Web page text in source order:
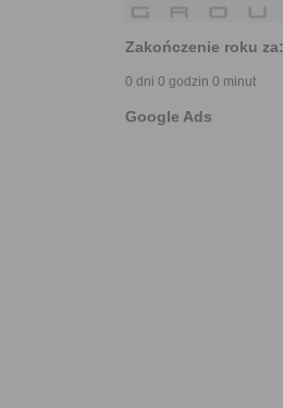
Zakończenie roku za:
0 dni 0 godzin 0 minut
Google Ads